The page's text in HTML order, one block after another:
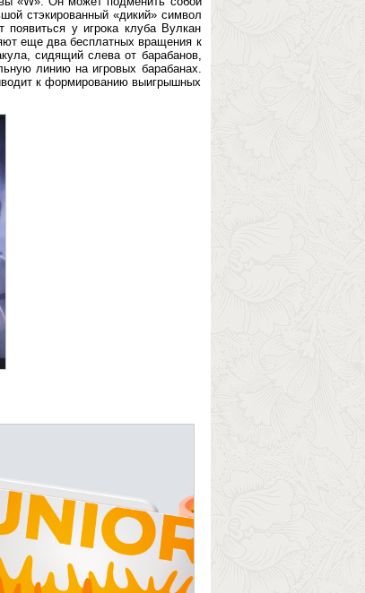
стэкированный «дикий» символ
у игрока клуба Вулкан
еще два бесплатных вращения к
сидящий слева от барабанов,
линию на игровых барабанах.
к формированию выигрышных